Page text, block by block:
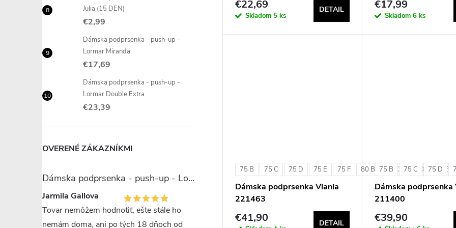
Julia (15 DEN)
€2,99
Dámska podprsenka - push-up -
Lormar Miranda
€17,69
Dámska podprsenka - push-up -
Lormar Double Extra
€23,39
OVERENÉ ZÁKAZNÍKMI
Dámska podprsenka - push-up - Lormar Miranda
Jarmila Gallova
Tovar nemôžem hodnotiť, ešte stále ho
nemám doma, ani po tých 18 dňoch od
€22,69
Skladom 5 ks
DETAIL €17,99
Skladom6 ks
75 B 75 C 75 D 75 E 75 F 80 B 80 C 80 D 80 E
Dámska podprsenka Viania
221463
€41,90 DETAIL
75 B 75 C 75 D
Dámska podprsenka
211400
€39,90